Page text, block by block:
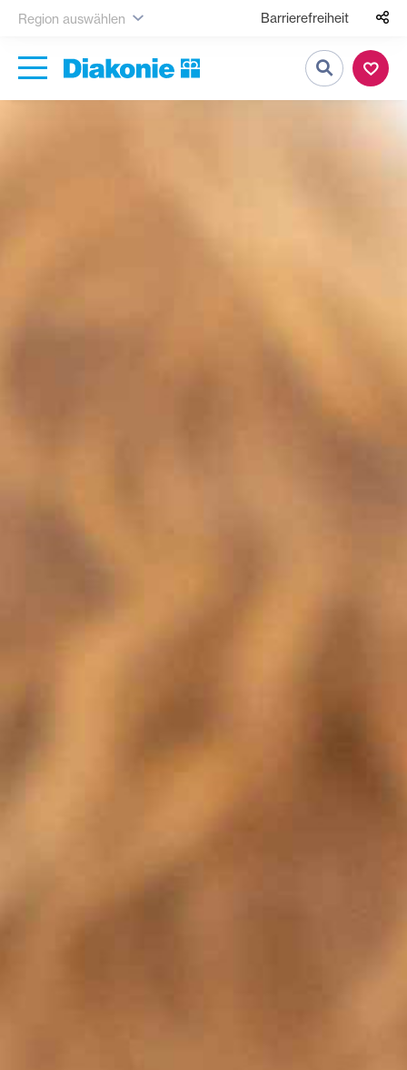
Region auswählen Barrierefreiheit
Suche